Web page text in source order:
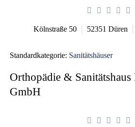
Kölnstraße 50 52351 Düren
Standardkategorie: Sanitätshäuser
Orthopädie & Sanitätshaus
GmbH